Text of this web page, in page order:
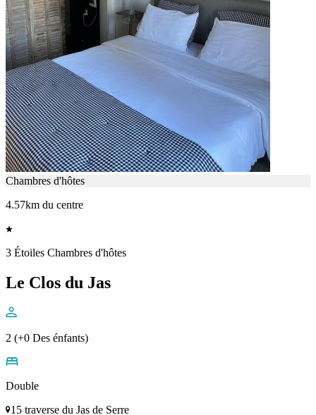
Chambres d'hôtes
4.57km du centre
3 Étoiles Chambres d'hôtes
Le Clos du Jas
2 (+0 Des énfants)
Double
15 traverse du Jas de Serre